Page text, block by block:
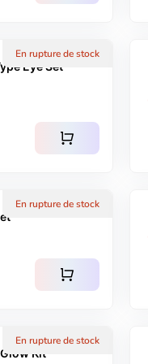
En rupture de stock
Eye Set
shopping_cart
En rupture de stock
shopping_cart
En rupture de stock
Kit